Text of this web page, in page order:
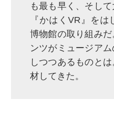
も最も早く、そし
『かはくVR』を
博物館の取り組み
ンツがミュージア
しつつあるものと
材してきた。